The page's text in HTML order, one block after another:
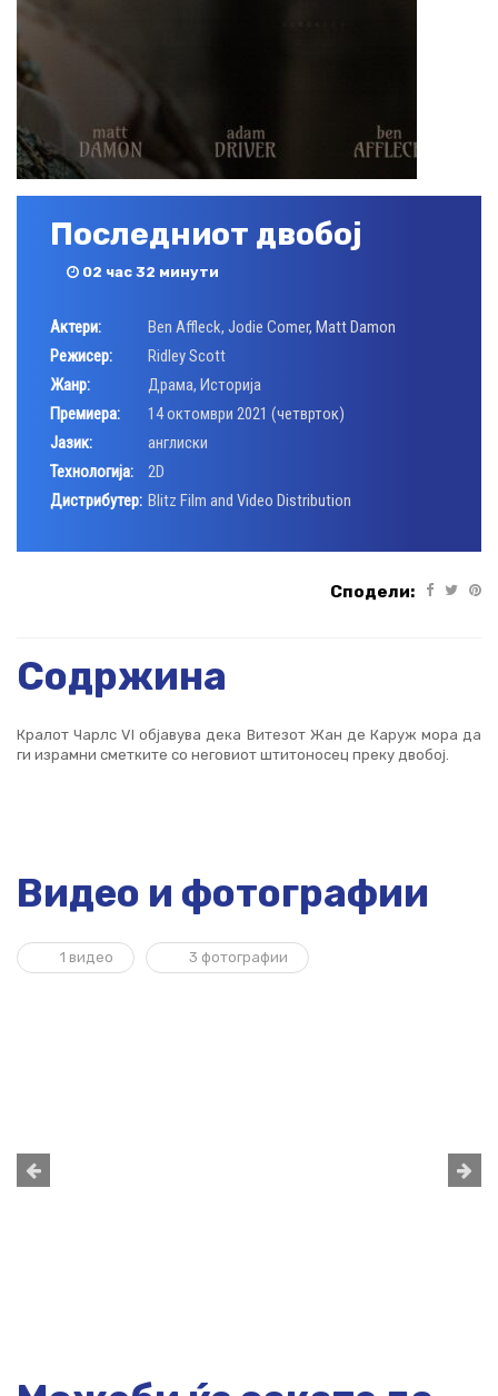
Последниот двобој
02 час 32 минути
Актери: Ben Affleck, Jodie Comer, Matt Damon
Режисер:
Ridley Scott
Жанр:
Драма, Историја
Премиера:
14 октомври 2021 (четврток)
Јазик:
англиски
Технологија:
2D
Дистрибутер: Blitz Film and Video Distribution
Сподели:
Содржина
Кралот Чарлс VI објавува дека Витезот Жан де Каруж мора да
ги израмни сметките со неговиот штитоносец преку двобој.
Видео и фотографии
1 видео 3 фотографии